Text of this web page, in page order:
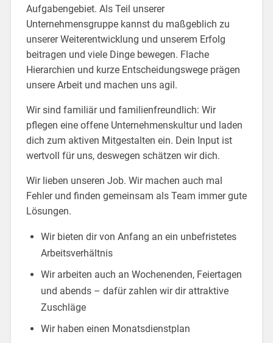
Aufgabengebiet. Als Teil unserer
Unternehmensgruppe kannst du maßgeblich zu
unserer Weiterentwicklung und unserem Erfolg
beitragen und viele Dinge bewegen. Flache
Hierarchien und kurze Entscheidungswege prägen
unsere Arbeit und machen uns agil.
Wir sind familiär und familienfreundlich: Wir
pflegen eine offene Unternehmenskultur und laden
dich zum aktiven Mitgestalten ein. Dein Input ist
wertvoll für uns, deswegen schätzen wir dich.
Wir lieben unseren Job. Wir machen auch mal
Fehler und finden gemeinsam als Team immer gute
Lösungen.
Wir bieten dir von Anfang an ein unbefristetes
Arbeitsverhältnis
Wir arbeiten auch an Wochenenden, Feiertagen
und abends – dafür zahlen wir dir attraktive
Zuschläge
Wir haben einen Monatsdienstplan